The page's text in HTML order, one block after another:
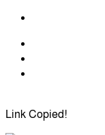
Link Copied!